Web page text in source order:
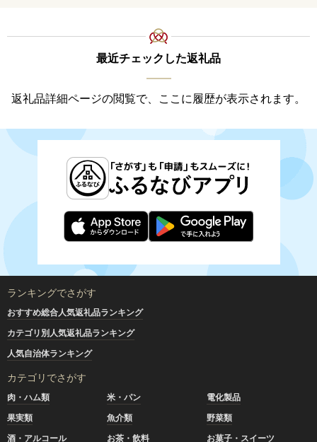
最近チェックした返礼品
返礼品詳細ページの閲覧で、ここに履歴が表示されます。
ランキングでさがす
おすすめ総合人気返礼品ランキング
カテゴリ別人気返礼品ランキング
人気自治体ランキング
カテゴリでさがす
肉・ハム類 米・パン
電化製品
果実類
魚介類
野菜類
酒・アルコール
お茶・飲料
お菓子・スイーツ